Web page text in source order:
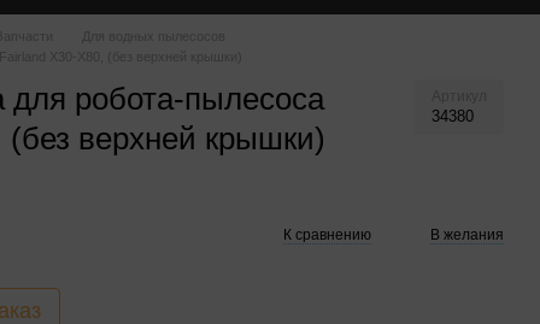
Запчасти
Для водных пылесосов
X30-X80, (без верхней крышки)
для робота-пылесоса
(без верхней крышки)
34380
К сравнению В желания